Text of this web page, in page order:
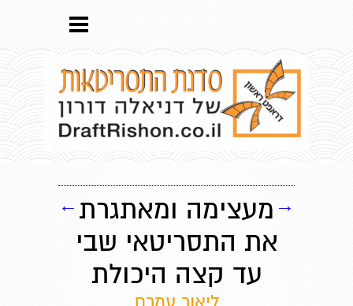
מעצימה ומאתגרת
את התסריטאי שבי
עד קצה היכולת
← →